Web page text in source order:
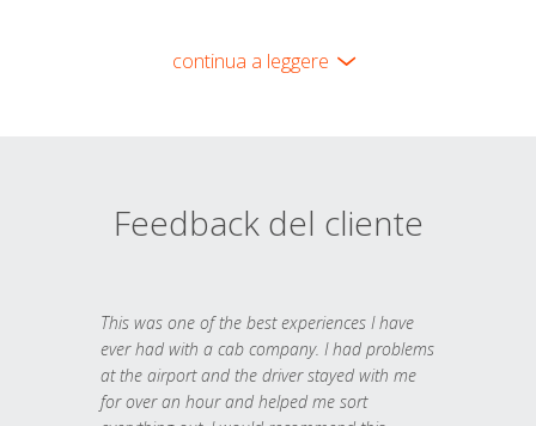
continua a leggere
Feedback del cliente
This was one of the best experiences I have
ever had with a cab company. I had problems
at the airport and the driver stayed with me
for over an hour and helped me sort